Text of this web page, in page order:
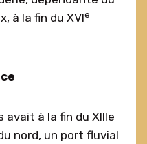
à la fin du XVIe
avait à la fin du XIIIe
nord, un port fluvial